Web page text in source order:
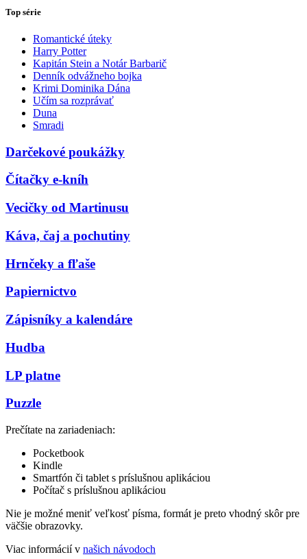
Top série
Romantické úteky
Harry Potter
Kapitán Stein a Notár Barbarič
Denník odvážneho bojka
Krimi Dominika Dána
Učím sa rozprávať
Duna
Smradi
Darčekové poukážky
Čítačky e-kníh
Vecičky od Martinusu
Káva, čaj a pochutiny
Hrnčeky a fľaše
Papiernictvo
Zápisníky a kalendáre
Hudba
LP platne
Puzzle
Prečítate na zariadeniach:
Pocketbook
Kindle
Smartfón či tablet s príslušnou aplikáciou
Počítač s príslušnou aplikáciou
Nie je možné meniť veľkosť písma, formát je preto vhodný skôr pre
väčšie obrazovky.
Viac informácií v našich návodoch